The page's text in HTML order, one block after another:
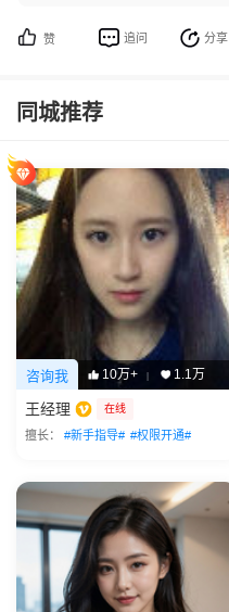
赞 追问 分享
同城推荐
咨询我 10万+ | 1.1万
王经理 在线
擅长： #新手指导# #权限开通#